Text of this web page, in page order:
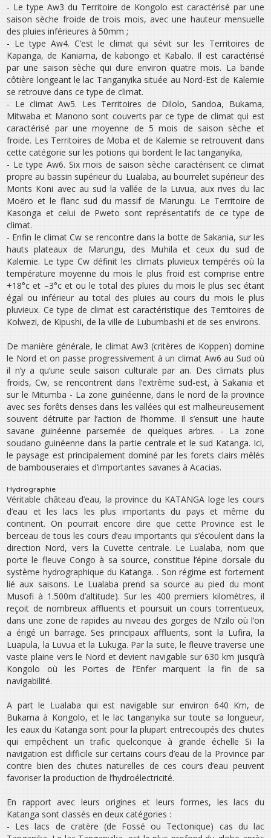
- Le type Aw3 du Territoire de Kongolo est caractérisé par une
saison sèche froide de trois mois, avec une hauteur mensuelle
des pluies inférieures à 50mm ;
- Le type Aw4. C’est le climat qui sévit sur les Territoires de
Kapanga, de Kaniama, de kabongo et Kabalo. Il est caractérisé
par une saison sèche qui dure environ quatre mois. La bande
côtière longeant le lac Tanganyika située au Nord-Est de Kalemie
se retrouve dans ce type de climat.
- Le climat Aw5. Les Territoires de Dilolo, Sandoa, Bukama,
Mitwaba et Manono sont couverts par ce type de climat qui est
caractérisé par une moyenne de 5 mois de saison sèche et
froide. Les Territoires de Moba et de Kalemie se retrouvent dans
cette catégorie sur les potions qui bordent le lac tanganyika,
- Le type Aw6. Six mois de saison sèche caractérisent ce climat
propre au bassin supérieur du Lualaba, au bourrelet supérieur des
Monts Koni avec au sud la vallée de la Luvua, aux rives du lac
Moëro et le flanc sud du massif de Marungu. Le Territoire de
Kasonga et celui de Pweto sont représentatifs de ce type de
climat.
- Enfin le climat Cw se rencontre dans la botte de Sakania, sur les
hauts plateaux de Marungu, des Muhila et ceux du sud de
Kalemie. Le type Cw définit les climats pluvieux tempérés où la
température moyenne du mois le plus froid est comprise entre
+18°c et –3°c et ou le total des pluies du mois le plus sec étant
égal ou inférieur au total des pluies au cours du mois le plus
pluvieux. Ce type de climat est caractéristique des Territoires de
Kolwezi, de Kipushi, de la ville de Lubumbashi et de ses environs.
De manière générale, le climat Aw3 (critères de Koppen) domine
le Nord et on passe progressivement à un climat Aw6 au Sud où
il n’y a qu’une seule saison culturale par an. Des climats plus
froids, Cw, se rencontrent dans l’extrême sud-est, à Sakania et
sur le Mitumba - La zone guinéenne, dans le nord de la province
avec ses forêts denses dans les vallées qui est malheureusement
souvent détruite par l’action de l’homme. Il s’ensuit une haute
savane guinéenne parsemée de quelques arbres. - La zone
soudano guinéenne dans la partie centrale et le sud Katanga. Ici,
le paysage est principalement dominé par les forets clairs mêlés
de bambouseraies et d’importantes savanes à Acacias.
Hydrographie
Véritable château d’eau, la province du KATANGA loge les cours
d’eau et les lacs les plus importants du pays et même du
continent. On pourrait encore dire que cette Province est le
berceau de tous les cours d’eau importants qui s’écoulent dans la
direction Nord, vers la Cuvette centrale. Le Lualaba, nom que
porte le fleuve Congo à sa source, constitue l’épine dorsale du
système hydrographique du Katanga. . Son régime est fortement
lié aux saisons. Le Lualaba prend sa source au pied du mont
Musofi à 1.500m d’altitude). Sur les 400 premiers kilomètres, il
reçoit de nombreux affluents et poursuit un cours torrentueux,
dans une zone de rapides au niveau des gorges de N’zilo où l’on
a érigé un barrage. Ses principaux affluents, sont la Lufira, la
Luapula, la Luvua et la Lukuga. Par la suite, le fleuve traverse une
vaste plaine vers le Nord et devient navigable sur 630 km jusqu’à
Kongolo où les Portes de l’Enfer marquent la fin de sa
navigabilité.
A part le Lualaba qui est navigable sur environ 640 Km, de
Bukama à Kongolo, et le lac tanganyika sur toute sa longueur,
les eaux du Katanga sont pour la plupart entrecoupés des chutes
qui empêchent un trafic quelconque à grande échelle Si la
navigation est difficile sur certains cours d’eau de la Province par
contre bien des chutes naturelles de ces cours d’eau peuvent
favoriser la production de l’hydroélectricité.
En rapport avec leurs origines et leurs formes, les lacs du
Katanga sont classés en deux catégories :
- Les lacs de cratère (de Fossé ou Tectonique) cas du lac